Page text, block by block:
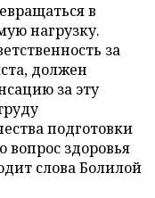
в
нагрузку.
за
должен
за эту
подготовки
вопрос здоровья
слова Болилой